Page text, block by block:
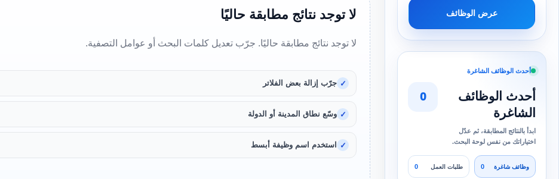
عرض الوظائف
أحدث الوظائف الشاغرة
أحدث الوظائف
الشاغرة
ابدأ بالنتائج المطابقة، ثم عدّل
اختياراتك من نفس لوحة البحث.
0
وظائف شاغرة 0 طلبات العمل 0
لا توجد نتائج مطابقة حاليًا
لا توجد نتائج مطابقة حاليًا. جرّب تعديل كلمات البحث أو عوامل التصفية.
جرّب إزالة بعض الفلاتر
وسّع نطاق المدينة أو الدولة
استخدم اسم وظيفة أبسط